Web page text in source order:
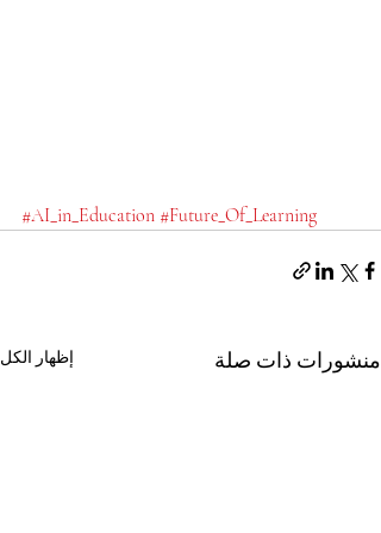
#AI_in_Education #Future_Of_Learning
منشورات ذات صلة إظهار الكل